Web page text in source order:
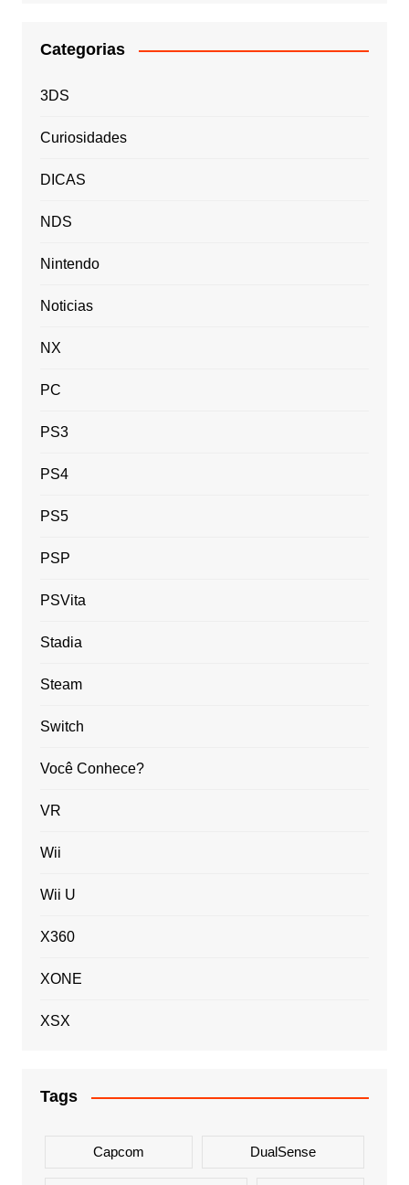
Categorias
3DS
Curiosidades
DICAS
NDS
Nintendo
Noticias
NX
PC
PS3
PS4
PS5
PSP
PSVita
Stadia
Steam
Switch
Você Conhece?
VR
Wii
Wii U
X360
XONE
XSX
Tags
Capcom DualSense